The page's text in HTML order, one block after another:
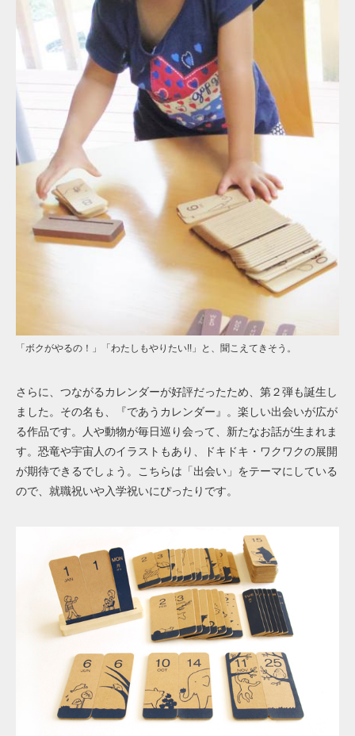
「ボクがやるの！」「わたしもやりたい!!」と、聞こえてきそう。
さらに、つながるカレンダーが好評だったため、第２弾も誕生し
ました。その名も、『であうカレンダー』。楽しい出会いが広が
る作品です。人や動物が毎日巡り会って、新たなお話が生まれま
す。恐竜や宇宙人のイラストもあり、ドキドキ・ワクワクの展開
が期待できるでしょう。こちらは「出会い」をテーマにしている
ので、就職祝いや入学祝いにぴったりです。